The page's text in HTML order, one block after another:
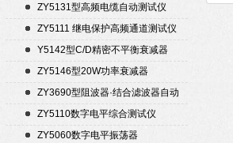
ZY5131型高频电缆自动测试仪
ZY5111 继电保护高频通道测试仪
Y5142型C/D精密不平衡衰减器
（50Ω）
ZY5146型20W功率衰减器
ZY3690型阻波器·结合滤波器自动
测试仪
ZY5110数字电平综合测试仪
ZY5060数字电平振荡器